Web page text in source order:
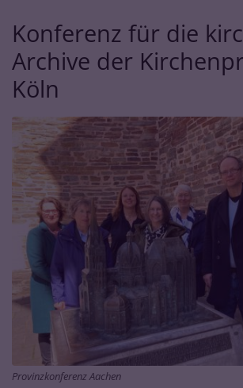
Zum Inhalt springen
Konferenz für die
Archive der
Köln
Provinzkonferenz Aachen